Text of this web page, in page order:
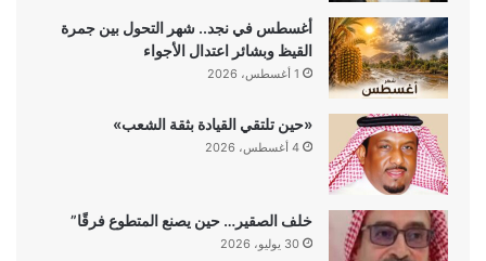
أغسطس في نجد.. شهر التحول بين جمرة
القيظ وبشائر اعتدال الأجواء
1 أغسطس، 2026
«حين تلتقي القيادة بثقة الشعب»
4 أغسطس، 2026
خلف الصقير… حين يصنع المتطوع فرقًا”
30 يوليو، 2026